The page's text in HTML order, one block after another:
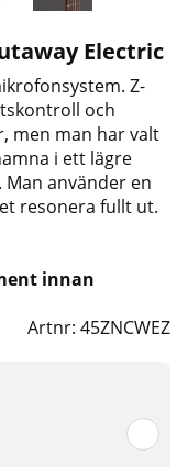
Electric
Z-
och
men man har valt
i ett lägre
använder en
resonera fullt ut.
innan
Artnr:45ZNCWEZ